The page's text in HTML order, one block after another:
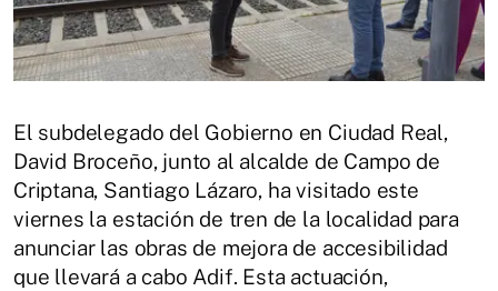
El subdelegado del Gobierno en Ciudad Real,
David Broceño, junto al alcalde de Campo de
Criptana, Santiago Lázaro, ha visitado este
viernes la estación de tren de la localidad para
anunciar las obras de mejora de accesibilidad
que llevará a cabo Adif. Esta actuación,